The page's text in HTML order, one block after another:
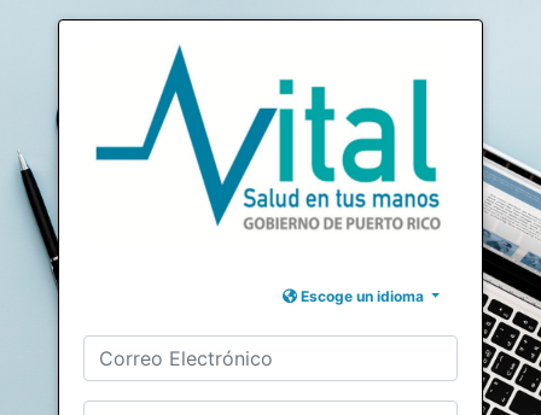
Escoge un idioma